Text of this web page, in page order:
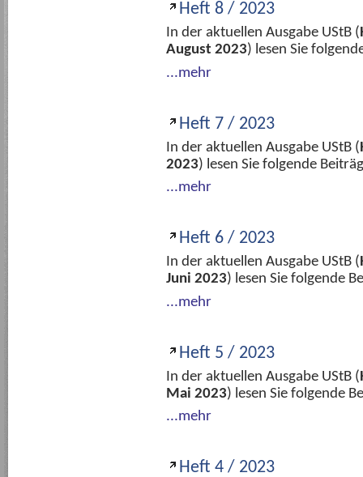
Heft 8 / 2023
In der aktuellen Ausgabe UStB (
August 2023) lesen Sie
...mehr
Heft 7 / 2023
In der aktuellen Ausgabe UStB (
2023) lesen Sie folgende
...mehr
Heft 6 / 2023
In der aktuellen Ausgabe UStB (
Juni 2023) lesen Sie folgende
...mehr
Heft 5 / 2023
In der aktuellen Ausgabe UStB (
Mai 2023) lesen Sie folgende
...mehr
Heft 4 / 2023